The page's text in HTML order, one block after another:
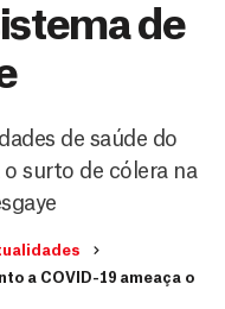
de
de saúde do
surto de cólera na
a COVID-19 ameaça o